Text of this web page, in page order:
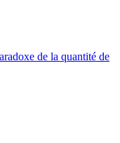
de la quantité de